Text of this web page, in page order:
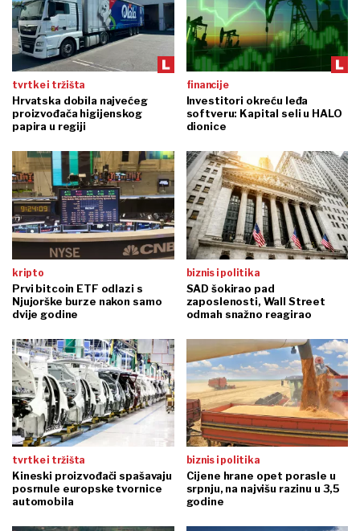
tvrtke i tržišta
Hrvatska dobila najvećeg
proizvođača higijenskog
papira u regiji
financije
Investitori okreću leđa
softveru: Kapital seli u HALO
dionice
kripto
Prvi bitcoin ETF odlazi s
Njujorške burze nakon samo
dvije godine
biznis i politika
SAD šokirao pad
zaposlenosti, Wall Street
odmah snažno reagirao
tvrtke i tržišta
Kineski proizvođači spašavaju
posrnule europske tvornice
automobila
biznis i politika
Cijene hrane opet porasle u
srpnju, na najvišu razinu u 3,5
godine